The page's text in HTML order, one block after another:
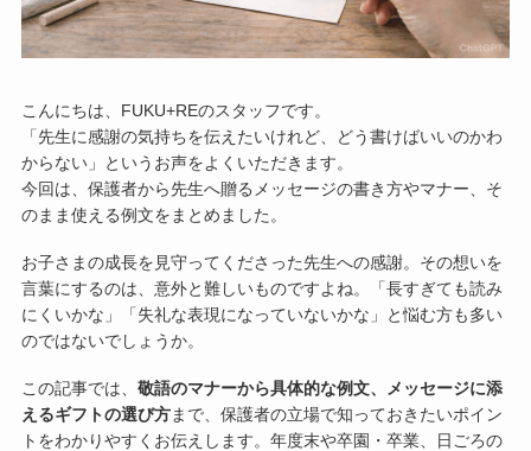
こんにちは、FUKU+REのスタッフです。
「先生に感謝の気持ちを伝えたいけれど、どう書けばいいのかわ
からない」というお声をよくいただきます。
今回は、保護者から先生へ贈るメッセージの書き方やマナー、そ
のまま使える例文をまとめました。
お子さまの成長を見守ってくださった先生への感謝。その想いを
言葉にするのは、意外と難しいものですよね。「長すぎても読み
にくいかな」「失礼な表現になっていないかな」と悩む方も多い
のではないでしょうか。
この記事では、 敬語のマナーから具体的な例文、メッセージに添
えるギフトの選び方まで、保護者の立場で知っておきたいポイン
トをわかりやすくお伝えします。年度末や卒園・卒業、日ごろの